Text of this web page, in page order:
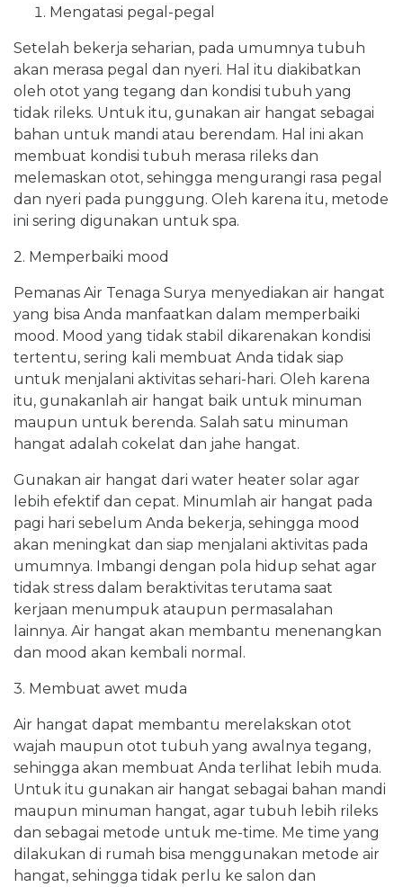
Mengatasi pegal-pegal
Setelah bekerja seharian, pada umumnya tubuh
akan merasa pegal dan nyeri. Hal itu diakibatkan
oleh otot yang tegang dan kondisi tubuh yang
tidak rileks. Untuk itu, gunakan air hangat sebagai
bahan untuk mandi atau berendam. Hal ini akan
membuat kondisi tubuh merasa rileks dan
melemaskan otot, sehingga mengurangi rasa pegal
dan nyeri pada punggung. Oleh karena itu, metode
ini sering digunakan untuk spa.
2. Memperbaiki mood
Pemanas Air Tenaga Surya menyediakan air hangat
yang bisa Anda manfaatkan dalam memperbaiki
mood. Mood yang tidak stabil dikarenakan kondisi
tertentu, sering kali membuat Anda tidak siap
untuk menjalani aktivitas sehari-hari. Oleh karena
itu, gunakanlah air hangat baik untuk minuman
maupun untuk berenda. Salah satu minuman
hangat adalah cokelat dan jahe hangat.
Gunakan air hangat dari water heater solar agar
lebih efektif dan cepat. Minumlah air hangat pada
pagi hari sebelum Anda bekerja, sehingga mood
akan meningkat dan siap menjalani aktivitas pada
umumnya. Imbangi dengan pola hidup sehat agar
tidak stress dalam beraktivitas terutama saat
kerjaan menumpuk ataupun permasalahan
lainnya. Air hangat akan membantu menenangkan
dan mood akan kembali normal.
3. Membuat awet muda
Air hangat dapat membantu merelakskan otot
wajah maupun otot tubuh yang awalnya tegang,
sehingga akan membuat Anda terlihat lebih muda.
Untuk itu gunakan air hangat sebagai bahan mandi
maupun minuman hangat, agar tubuh lebih rileks
dan sebagai metode untuk me-time. Me time yang
dilakukan di rumah bisa menggunakan metode air
hangat, sehingga tidak perlu ke salon dan